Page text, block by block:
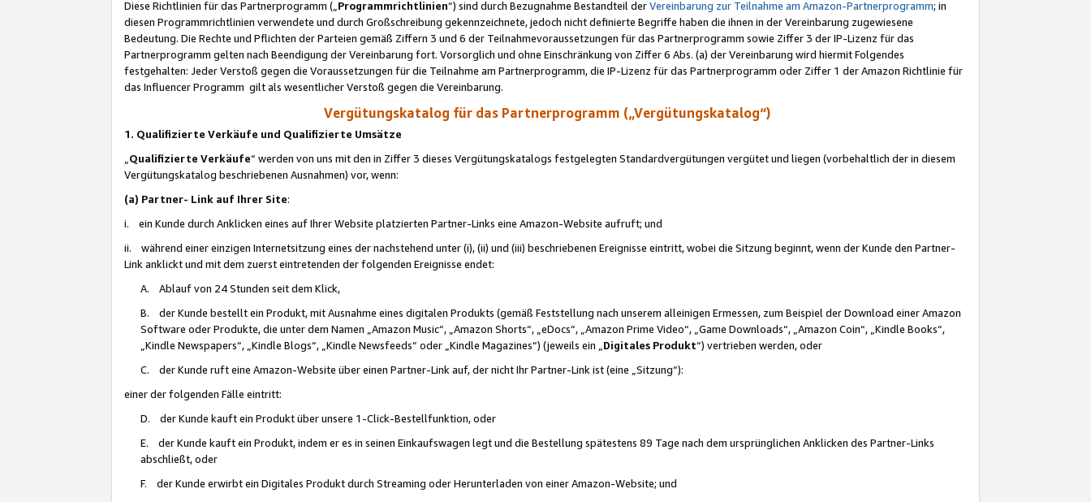
Diese Richtlinien für das Partnerprogramm („Programmrichtlinien“) sind durch Bezugnahme Bestandteil derVereinbarung zur Teilnahme am Amazon-Partnerprogramm; in
diesen Programmrichtlinien verwendete und durch Großschreibung gekennzeichnete, jedoch nicht definierte Begriffe haben die ihnen in der Vereinbarung zugewiesene
Bedeutung. Die Rechte und Pflichten der Parteien gemäß Ziffern 3 und 6 der Teilnahmevoraussetzungen für das Partnerprogramm sowie Ziffer 3 der IP-Lizenz für das
Partnerprogramm gelten nach Beendigung der Vereinbarung fort. Vorsorglich und ohne Einschränkung von Ziffer 6 Abs. (a) der Vereinbarung wird hiermit Folgendes
festgehalten: Jeder Verstoß gegen die Voraussetzungen für die Teilnahme am Partnerprogramm, die IP-Lizenz für das Partnerprogramm oder Ziffer 1 der Amazon Richtlinie für
das Influencer Programm gilt als wesentlicher Verstoß gegen die Vereinbarung.
Vergütungskatalog für das Partnerprogramm („Vergütungskatalog“)
1. Qualifizierte Verkäufe und Qualifizierte Umsätze
Qualifizierte Verkäufe“ werden von uns mit den in Ziffer 3 dieses Vergütungskatalogs festgelegten Standardvergütungen vergütet und liegen (vorbehaltlich der in diesem
Vergütungskatalog beschriebenen Ausnahmen) vor, wenn:
(a) Partner- Link auf Ihrer Site:
i. ein Kunde durch Anklicken eines auf Ihrer Website platzierten Partner-Links eine Amazon-Website aufruft; und
ii. während einer einzigen Internetsitzung eines der nachstehend unter (i), (ii) und (iii) beschriebenen Ereignisse eintritt, wobei die Sitzung beginnt, wenn der Kunde den Partner-
Link anklickt und mit dem zuerst eintretenden der folgenden Ereignisse endet:
A. Ablauf von 24 Stunden seit dem Klick,
B. der Kunde bestellt ein Produkt, mit Ausnahme eines digitalen Produkts (gemäß Feststellung nach unserem alleinigen Ermessen, zum Beispiel der Download einer Amazon
Software oder Produkte, die unter dem Namen „Amazon Music“, „Amazon Shorts“, „eDocs“, „Amazon Prime Video“, „Game Downloads“, „Amazon Coin“, „Kindle Books“,
„Kindle Newspapers“, „Kindle Blogs“, „Kindle Newsfeeds“ oder „Kindle Magazines“) (jeweils ein „ Digitales Produkt“) vertrieben werden, oder
C. der Kunde ruft eine Amazon-Website über einen Partner-Link auf, der nicht Ihr Partner-Link ist (eine „Sitzung“):
einer der folgenden Fälle eintritt:
D. der Kunde kauft ein Produkt über unsere 1-Click-Bestellfunktion, oder
E. der Kunde kauft ein Produkt, indem er es in seinen Einkaufswagen legt und die Bestellung spätestens 89 Tage nach dem ursprünglichen Anklicken des Partner-Links
abschließt, oder
F. der Kunde erwirbt ein Digitales Produkt durch Streaming oder Herunterladen von einer Amazon-Website; und